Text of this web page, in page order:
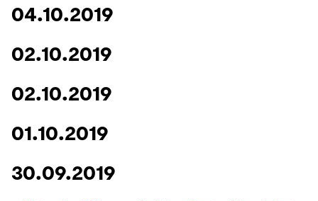
04.10.2019
02.10.2019
02.10.2019
01.10.2019
30.09.2019